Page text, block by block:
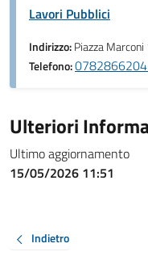
Lavori Pubblici
Indirizzo:Piazza
Telefono:
Ulteriori
Ultimo aggiornamento
15/05/2026 11:51
Indietro